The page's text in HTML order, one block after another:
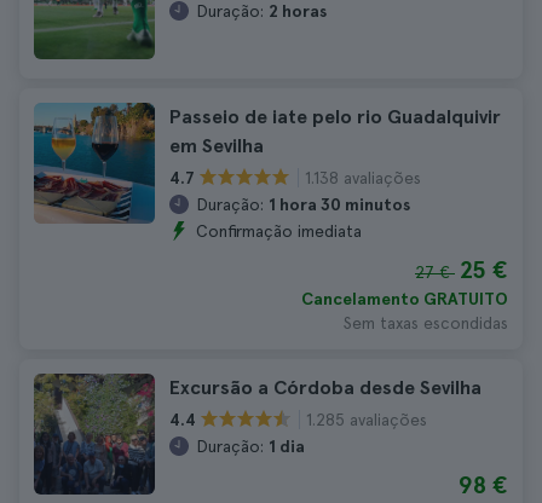
Duração: 2 horas
Passeio de iate pelo rio Guadalquivir
em Sevilha
4.7
1.138 avaliações
Duração: 1 hora 30 minutos
Confirmação imediata
27 € 25 €
Cancelamento GRATUITO
Sem taxas escondidas
Excursão a Córdoba desde Sevilha
4.4
1.285 avaliações
Duração: 1 dia
98 €